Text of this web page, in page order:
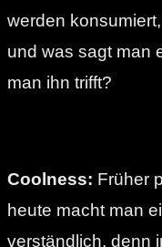
werden
und was sagt man
man ihn trifft?
Coolness: Früher
heute macht man
verständlich, denn